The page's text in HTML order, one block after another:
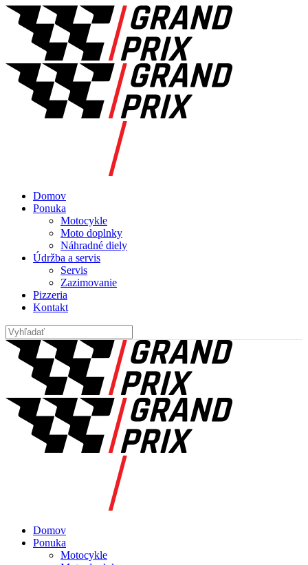
Domov
Ponuka
Motocykle
Moto doplnky
Náhradné diely
Údržba a servis
Servis
Zazimovanie
Pizzeria
Kontakt
Domov
Ponuka
Motocykle